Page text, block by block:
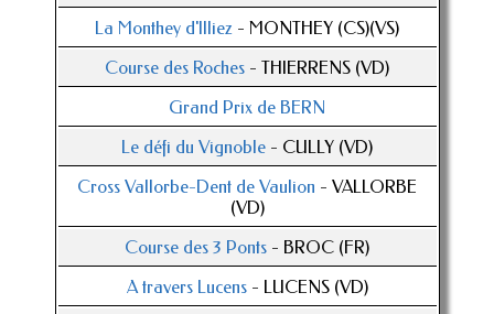
La Monthey d'Illiez - MONTHEY (CS)(VS)
Course des Roches - THIERRENS (VD)
Grand Prix de BERN
Le défi du Vignoble - CULLY (VD)
Cross Vallorbe-Dent de Vaulion - VALLORBE
(VD)
Course des 3 Ponts - BROC (FR)
A travers Lucens- LUCENS (VD)